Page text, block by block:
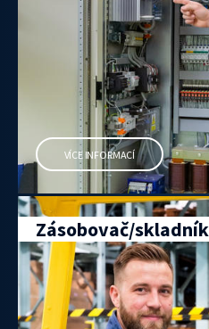
VÍCE INFORMACÍ
Zásobovač/skladník